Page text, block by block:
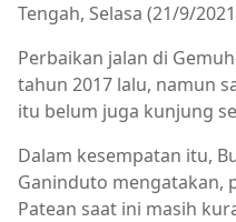
Tengah, Selasa (21/9/
Perbaikan jalan di
tahun 2017 lalu, namun
itu belum juga kunjung
Dalam kesempatan itu,
Ganinduto mengatakan,
Patean saat ini masih